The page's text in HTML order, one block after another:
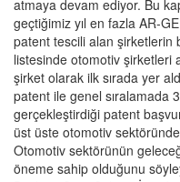
atmaya devam ediyor. Bu
geçtiğimiz yıl en fazla AR-
patent tescili alan şirketlerin
listesinde otomotiv şirketleri
şirket olarak ilk sırada yer
patent ile genel sıralamada
gerçekleştirdiği patent
üst üste otomotiv sektöründe
Otomotiv sektörünün
öneme sahip olduğunu